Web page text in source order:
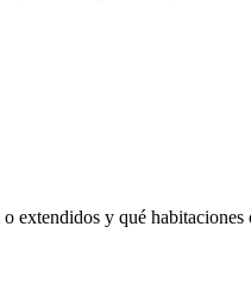
extendidos y qué habitaciones